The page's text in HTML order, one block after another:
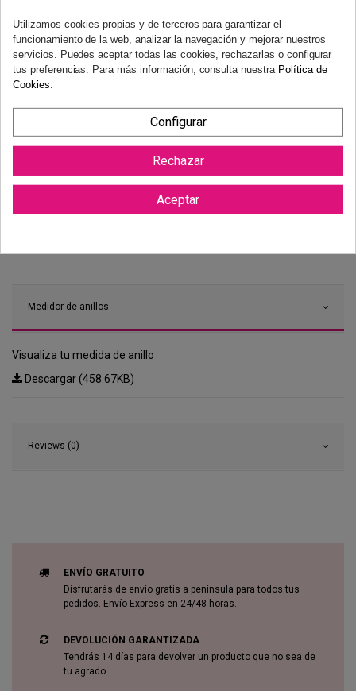
Medidor de anillos
Visualiza tu medida de anillo
Descargar (458.67KB)
Reviews (0)
ENVÍO GRATUITO
Disfrutarás de envío gratis a península para todos tus
pedidos. Envío Express en 24/48 horas.
DEVOLUCIÓN GARANTIZADA
Tendrás 14 días para devolver un producto que no sea de
tu agrado.
Utilizamos cookies propias y de terceros para garantizar el
funcionamiento de la web, analizar la navegación y mejorar nuestros
servicios. Puedes aceptar todas las cookies, rechazarlas o configurar
tus preferencias. Para más información, consulta nuestra Política de
Cookies
Configurar
Rechazar
Aceptar